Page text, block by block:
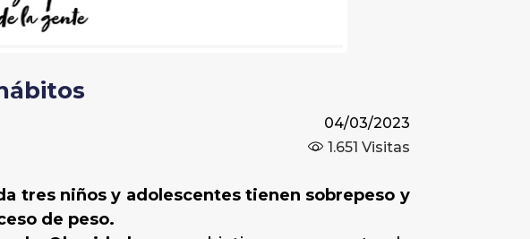
04/03/2023
1.651 Visitas
tres niños y adolescentes tienen sobrepeso y
de peso.